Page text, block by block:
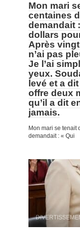
Mon mari
centaines
demandait
dollars
Après
n’ai pas
Je l’ai
yeux.
levé et a
offre deux
qu’il a dit
jamais.
Mon mari se tenait
demandait : « Qui